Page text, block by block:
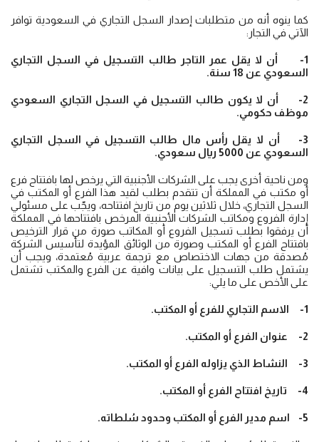
كما ينوه أنه من متطلبات إصدار السجل التجاري في السعودية توافر
الآتي في التجار:
1- أن لا يقل عمر التاجر طالب التسجيل في السجل التجاري
السعودي عن 18 سنة.
2- أن لا يكون طالب التسجيل في السجل التجاري السعودي
موظف حكومي.
3- أن لا يقل رأس مال طالب التسجيل في السجل التجاري
السعودي عن 5000 ريال سعودي.
ومن ناحية أخرى يجب على الشركات الأجنبية التي يرخص لها بافتتاح فرع
أو مكتب في المملكة أن تتقدم بطلب لقيد هذا الفرع أو المكتب في
السجل التجاري، خلال ثلاثين يوم من تاريخ افتتاحه، ويجّب على مسئولي
إدارة الفروع ومكاتب الشركات الأجنبية المرخص بافتتاحها في المملكة
أن يرفقوا بطلب تسجيل الفروع أو المكاتب صورة من قرار الترخيص
بافتتاح الفرع أو المكتب وصورة من الوثائق المؤيدة لتأسيس الشركة
مُصدقة من جهات الاختصاص مع ترجمة عربية مُعتمدة، ويجب أن
يشتمل طلب التسجيل على بيانات وافية عن الفرع والمكتب تشتمل
على الأخص على ما يلي:
1- الاسم التجاري للفرع أو المكتب.
2- عنوان الفرع أو المكتب.
3- النشاط الذي يزاوله الفرع أو المكتب.
4- تاريخ افتتاح الفرع أو المكتب.
5- اسم مدير الفرع أو المكتب وحدود سُلطاته.